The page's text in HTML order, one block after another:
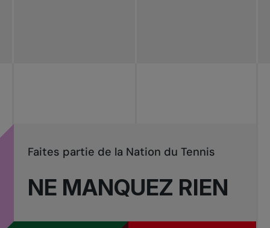
NE MANQUEZ RIEN
Faites partie de la Nation du Tennis